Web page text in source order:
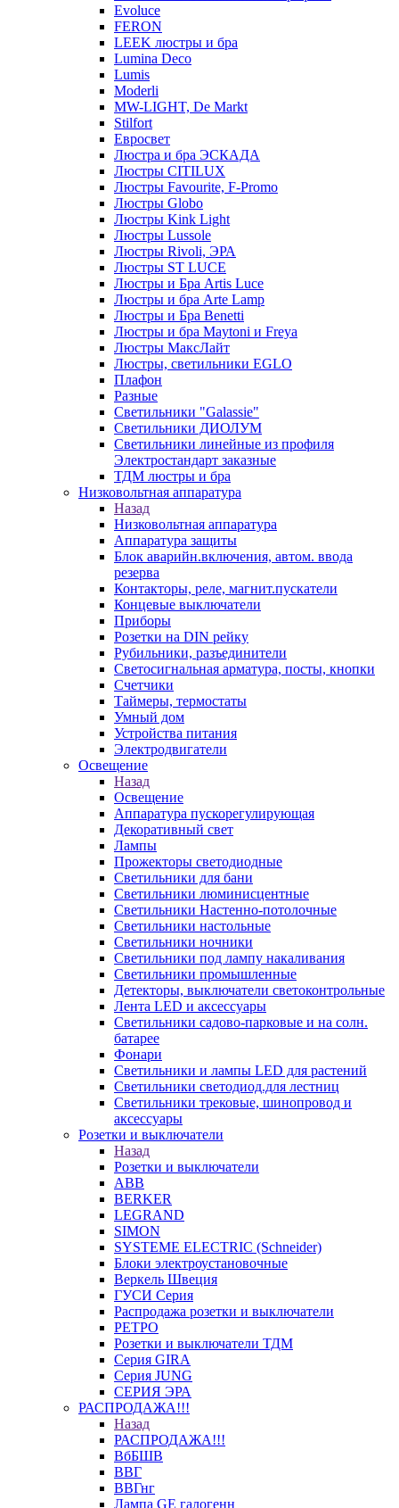
Evoluce
FERON
LEEK люстры и бра
Lumina Deco
Lumis
Moderli
MW-LIGHT, De Markt
Stilfort
Евросвет
Люстра и бра ЭСКАДА
Люстры CITILUX
Люстры Favourite, F-Promo
Люстры Globo
Люстры Kink Light
Люстры Lussole
Люстры Rivoli, ЭРА
Люстры ST LUCE
Люстры и Бра Artis Luce
Люстры и бра Arte Lamp
Люстры и Бра Benetti
Люстры и бра Maytoni и Freya
Люстры МаксЛайт
Люстры, светильники EGLO
Плафон
Разные
Светильники "Galassie"
Светильники ДИОЛУМ
Светильники линейные из профиля
Электростандарт заказные
ТДМ люстры и бра
Низковольтная аппаратура
Назад
Низковольтная аппаратура
Аппаратура защиты
Блок аварийн.включения, автом. ввода
резерва
Контакторы, реле, магнит.пускатели
Концевые выключатели
Приборы
Розетки на DIN рейку
Рубильники, разъединители
Светосигнальная арматура, посты, кнопки
Счетчики
Таймеры, термостаты
Умный дом
Устройства питания
Электродвигатели
Освещение
Назад
Освещение
Аппаратура пускорегулирующая
Декоративный свет
Лампы
Прожекторы светодиодные
Светильники для бани
Светильники люминисцентные
Светильники Настенно-потолочные
Светильники настольные
Светильники ночники
Светильники под лампу накаливания
Светильники промышленные
Детекторы, выключатели светоконтрольные
Лента LED и аксессуары
Светильники садово-парковые и на солн.
батарее
Фонари
Светильники и лампы LED для растений
Светильники светодиод.для лестниц
Светильники трековые, шинопровод и
аксессуары
Розетки и выключатели
Назад
Розетки и выключатели
ABB
BERKER
LEGRAND
SIMON
SYSTEME ELECTRIC (Schneider)
Блоки электроустановочные
Веркель Швеция
ГУСИ Серия
Распродажа розетки и выключатели
РЕТРО
Розетки и выключатели ТДМ
Серия GIRA
Серия JUNG
СЕРИЯ ЭРА
РАСПРОДАЖА!!!
Назад
РАСПРОДАЖА!!!
ВбБШВ
ВВГ
ВВГнг
Лампа GE галогенн